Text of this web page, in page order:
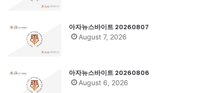
아자뉴스바이트 20260807
August 7, 2026
아자뉴스바이트 20260806
August 6, 2026